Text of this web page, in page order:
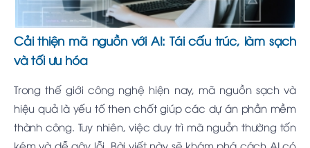
Cải thiện mã nguồn với AI: Tái cấu trúc, làm sạch
và tối ưu hóa
Trong thế giới công nghệ hiện nay, mã nguồn sạch và
hiệu quả là yếu tố then chốt giúp các dự án phần mềm
thành công. Tuy nhiên, việc duy trì mã nguồn thường tốn
kém và dễ gây lỗi. Bài viết này sẽ khám phá cách AI có